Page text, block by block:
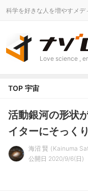
科学を好きな人を増やすメデ
Love science ,
TOP 宇宙
活動銀河の形状
イターにそっく
海沼 賢
Kainuma
公開日 2020/9/6(日)